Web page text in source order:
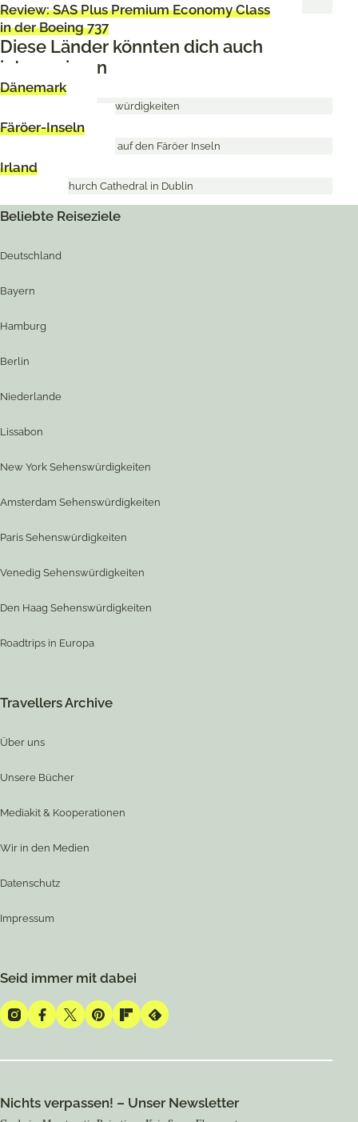
Review: SAS Plus Premium Economy Class
in der Boeing 737
Diese Länder könnten dich auch
interessieren
Dänemark
Färöer-Inseln
Irland
Beliebte Reiseziele
Deutschland
Bayern
Hamburg
Berlin
Niederlande
Lissabon
New York Sehenswürdigkeiten
Amsterdam Sehenswürdigkeiten
Paris Sehenswürdigkeiten
Venedig Sehenswürdigkeiten
Den Haag Sehenswürdigkeiten
Roadtrips in Europa
Travellers Archive
Über uns
Unsere Bücher
Mediakit & Kooperationen
Wir in den Medien
Datenschutz
Impressum
Seid immer mit dabei
InstagramFacebook
TwitterPinterestFlipboard
Feedly
Nichts verpassen! – Unser Newsletter